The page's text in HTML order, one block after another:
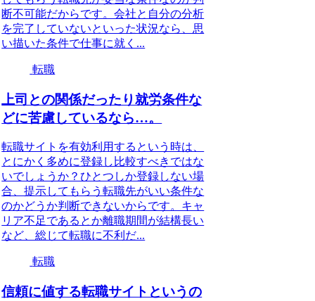
断不可能だからです。会社と自分の分析
を完了していないといった状況なら、思
い描いた条件で仕事に就く...
転職
上司との関係だったり就労条件な
どに苦慮しているなら…。
転職サイトを有効利用するという時は、
とにかく多めに登録し比較すべきではな
いでしょうか？ひとつしか登録しない場
合、提示してもらう転職先がいい条件な
のかどうか判断できないからです。キャ
リア不足であるとか離職期間が結構長い
など、総じて転職に不利だ...
転職
信頼に値する転職サイトというの